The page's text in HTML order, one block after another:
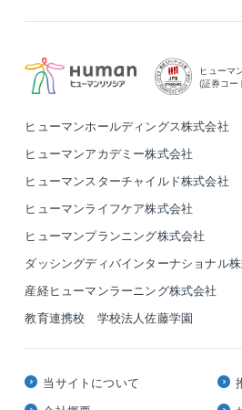
ヒューマ
(証券コー
ヒューマンホールディングス株式会社
ヒューマンアカデミー株式会社
ヒューマンスターチャイルド株式会社
ヒューマンライフケア株式会社
ヒューマンプランニング株式会社
ダッシングディバインターナショナル
産経ヒューマンラーニング株式会社
教育連携校 学校法人佐藤学園
当サイトについて